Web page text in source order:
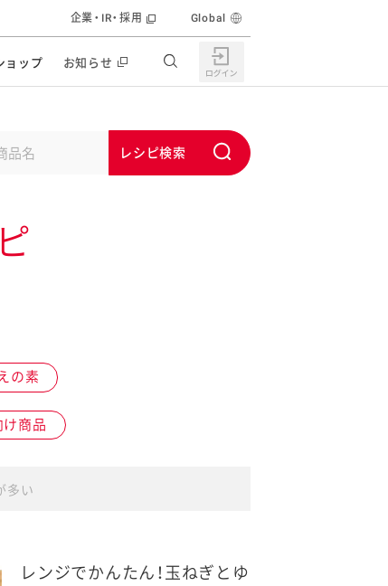
すめの特設サイト
ピー マヨネーズキッチン
作るポテトサラダ
ミールストック
食と健康応援
他の商品サイト
キャンペーン・イベント
イベント協賛
ョップ お知らせ
企業・IR・採用
株主・投資家の皆様へ
Global
の素
商品
多い
レンジでかんたん！玉ねぎとゆ